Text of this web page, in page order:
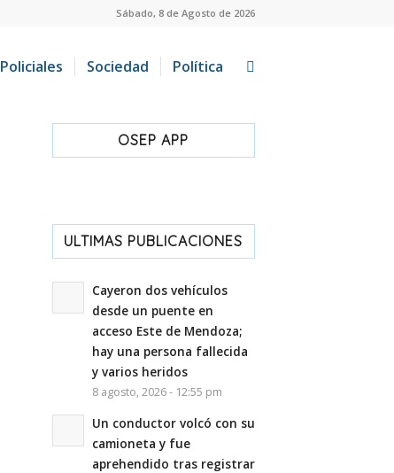
Sábado, 8 de Agosto de 2026
Policiales Sociedad Política
OSEP APP
ULTIMAS PUBLICACIONES
Cayeron dos vehículos
desde un puente en
acceso Este de Mendoza;
hay una persona fallecida
y varios heridos
8 agosto, 2026 - 12:55 pm
Un conductor volcó con su
camioneta y fue
aprehendido tras registrar